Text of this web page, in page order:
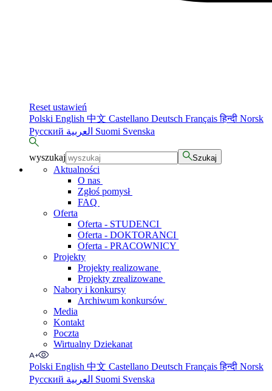
Reset ustawień
Polski English 中文 Castellano Deutsch Françaisहिन्दी Norsk
Русский
Suomi Svenska
wyszukaj Szukaj
Aktualności
O nas
Zgłoś pomysł
FAQ
Oferta
Oferta - STUDENCI
Oferta - DOKTORANCI
Oferta - PRACOWNICY
Projekty
Projekty realizowane
Projekty zrealizowane
Nabory i konkursy
Archiwum konkursów
Media
Kontakt
Poczta
Wirtualny Dziekanat
Polski English 中文 Castellano Deutsch Françaisहिन्दी Norsk
Русский
Suomi Svenska